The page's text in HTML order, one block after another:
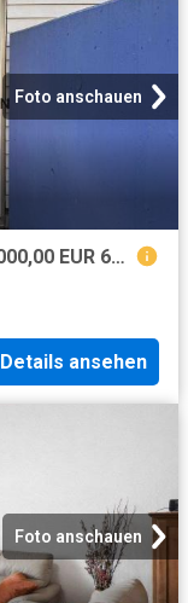
Foto anschauen
Wohnung zum Kaufen in Berlin 440.000,00 EUR 68 m²
Details ansehen
Foto anschauen